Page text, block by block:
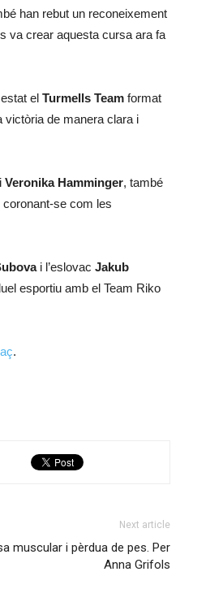
han rebut un reconeixement
va crear aquesta cursa ara fa
el Turmells Team format
victòria de manera clara i
i Veronika Hamminger, també
coronant-se com les
i l’eslovac Jakub
esportiu amb el Team Riko
.
Next article
muscular i pèrdua de pes. Per
Anna Grifols